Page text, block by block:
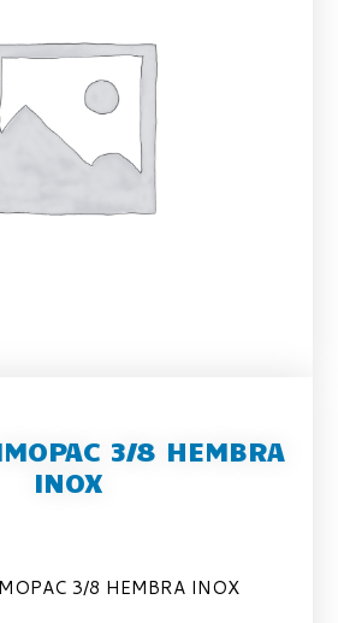
3/8 HEMBRA
INOX
3/8 HEMBRA INOX